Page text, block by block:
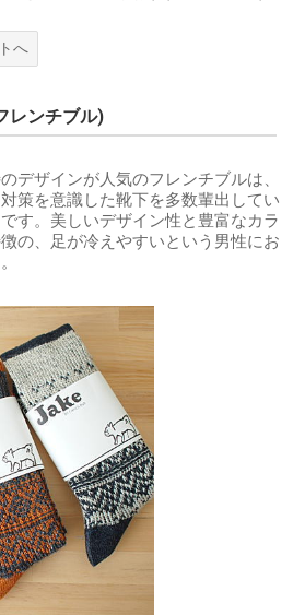
へ
レンチブル)
デザインが人気のフレンチブルは、
策を意識した靴下を多数輩出してい
す。美しいデザイン性と豊富なカラ
の、足が冷えやすいという男性にお